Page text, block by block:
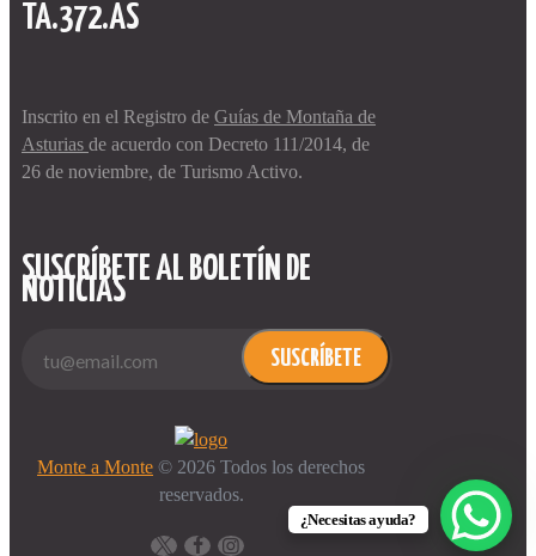
TA.372.AS
Inscrito en el Registro de Guías de Montaña de
Asturias de acuerdo con Decreto 111/2014, de
26 de noviembre, de Turismo Activo.
SUSCRÍBETE AL BOLETÍN DE
NOTICIAS
SUSCRÍBETE
Monte a Monte © 2026 Todos los derechos
reservados.
¿Necesitas ayuda?